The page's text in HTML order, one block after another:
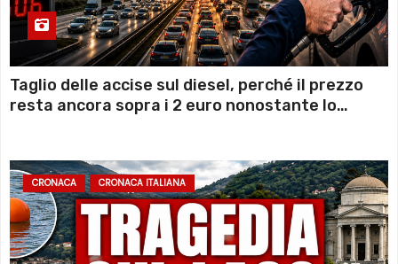
Taglio delle accise sul diesel, perché il prezzo
resta ancora sopra i 2 euro nonostante lo
CRONACA CRONACA ITALIANA